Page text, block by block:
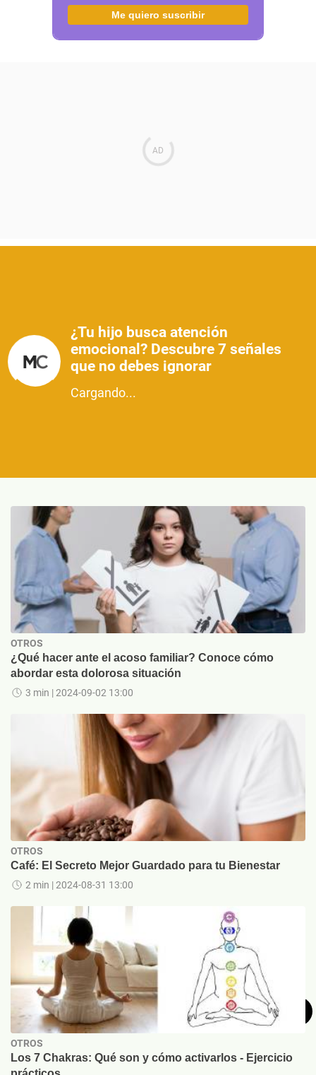
Me quiero suscribir
¿Tu hijo busca atención
emocional? Descubre 7 señales
que no debes ignorar
Cargando...
OTROS
¿Qué hacer ante el acoso familiar? Conoce cómo
abordar esta dolorosa situación
3 min | 2024-09-02 13:00
OTROS
Café: El Secreto Mejor Guardado para tu Bienestar
2 min | 2024-08-31 13:00
OTROS
Los 7 Chakras: Qué son y cómo activarlos - Ejercicio